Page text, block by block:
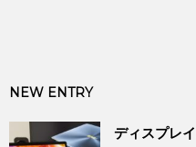
NEW ENTRY
ディスプレ